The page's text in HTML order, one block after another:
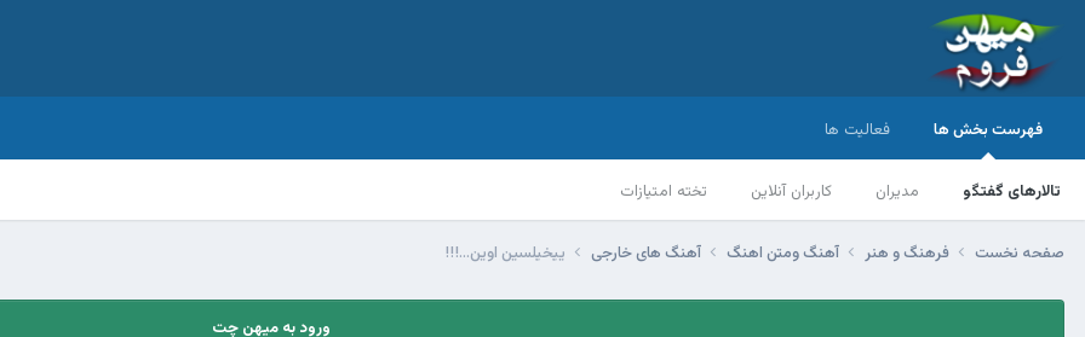
فهرست بخش ها
تالارهای گفتگو مدیران کاربران آنلاین تخته امتیازات
فعالیت ها
صفحه نخست فرهنگ و هنر آهنگ ومتن اهنگ آهنگ های خارجی ییخیلسین اوین...!!!
ورود به میهن چت